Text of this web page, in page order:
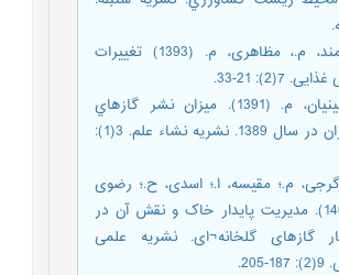
محمودی میمند، م.، مظاهری، م. (1393) تغییرات
7(2): 21-33.
مرادی، ا.؛ امینیان، م. (1391). میزان نشر گازهاي
گلخانه¬ای ايران در سال 1389. نشریه نشاء علم. 3(1):
گرجی، م.؛ مقیسه، ا.؛ اسدی، ح.؛ رضوی
طوسی، ا. (1400). مدیریت پایدار خاک و نقش آن در
گازهای گلخانه¬ای. نشریه علمی